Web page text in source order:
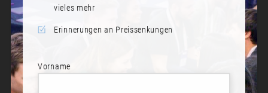
vieles mehr
Erinnerungen an Preissenkungen
Vorname